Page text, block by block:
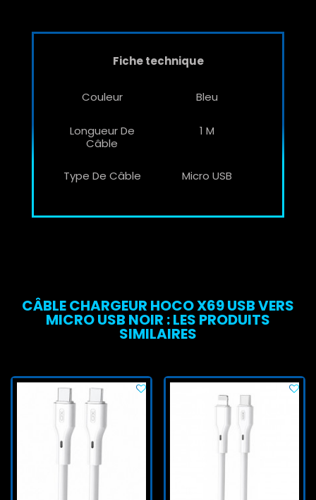
Fiche technique
Couleur Bleu
Longueur De
Câble
1 M
Type De Câble Micro USB
CÂBLE CHARGEUR HOCO X69 USB VERS
MICRO USB NOIR : LES PRODUITS
SIMILAIRES